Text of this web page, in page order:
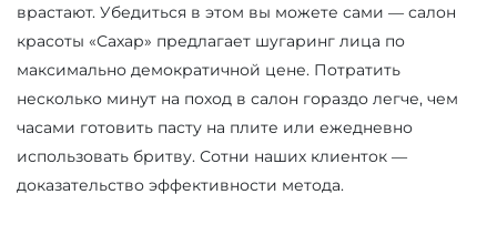
врастают. Убедиться в этом вы можете сами — салон
красоты «Сахар» предлагает шугаринг лица по
максимально демократичной цене. Потратить
несколько минут на поход в салон гораздо легче, чем
часами готовить пасту на плите или ежедневно
использовать бритву. Сотни наших клиенток —
доказательство эффективности метода.